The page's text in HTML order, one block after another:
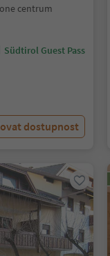
centrum
Südtirol Guest Pass
dostupnost